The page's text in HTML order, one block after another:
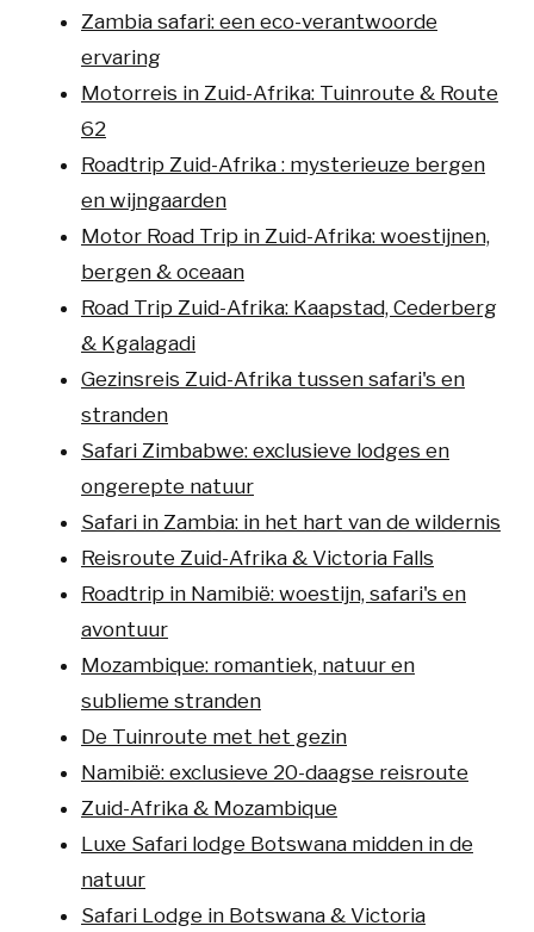
Zambia safari: een eco-verantwoorde
ervaring
Motorreis in Zuid-Afrika: Tuinroute & Route
62
Roadtrip Zuid-Afrika : mysterieuze bergen
en wijngaarden
Motor Road Trip in Zuid-Afrika: woestijnen,
bergen & oceaan
Road Trip Zuid-Afrika: Kaapstad, Cederberg
& Kgalagadi
Gezinsreis Zuid-Afrika tussen safari's en
stranden
Safari Zimbabwe: exclusieve lodges en
ongerepte natuur
Safari in Zambia: in het hart van de wildernis
Reisroute Zuid-Afrika & Victoria Falls
Roadtrip in Namibië: woestijn, safari's en
avontuur
Mozambique: romantiek, natuur en
sublieme stranden
De Tuinroute met het gezin
Namibië: exclusieve 20-daagse reisroute
Zuid-Afrika & Mozambique
Luxe Safari lodge Botswana midden in de
natuur
Safari Lodge in Botswana & Victoria